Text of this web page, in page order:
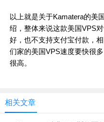
以上就是关于Kamatera的美
绍，整体来说这款美国VPS
好，也不支持支付宝付款，
们家的美国VPS速度要快很
很高。
相关文章